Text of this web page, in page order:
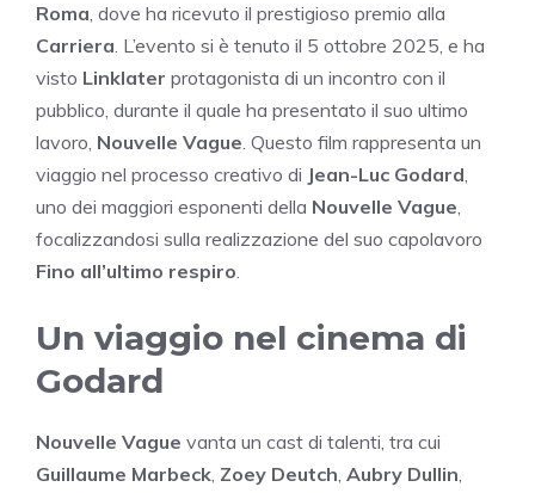
Roma, dove ha ricevuto il prestigioso premio alla
Carriera. L’evento si è tenuto il 5 ottobre 2025, e ha
visto Linklater protagonista di un incontro con il
pubblico, durante il quale ha presentato il suo ultimo
lavoro, Nouvelle Vague. Questo film rappresenta un
viaggio nel processo creativo di Jean-Luc Godard,
uno dei maggiori esponenti della Nouvelle Vague,
focalizzandosi sulla realizzazione del suo capolavoro
Fino all’ultimo respiro.
Un viaggio nel cinema di
Godard
Nouvelle Vague vanta un cast di talenti, tra cui
Guillaume Marbeck, Zoey Deutch, Aubry Dullin,